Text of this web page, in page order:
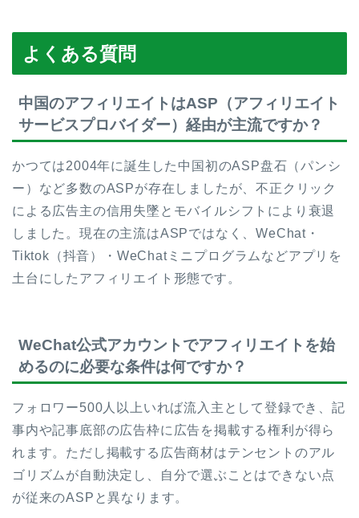
よくある質問
中国のアフィリエイトはASP（アフィリエイト
サービスプロバイダー）経由が主流ですか？
かつては2004年に誕生した中国初のASP盘石（パンシ
ー）など多数のASPが存在しましたが、不正クリック
による広告主の信用失墜とモバイルシフトにより衰退
しました。現在の主流はASPではなく、WeChat・
Tiktok（抖音）・WeChatミニプログラムなどアプリを
土台にしたアフィリエイト形態です。
WeChat公式アカウントでアフィリエイトを始
めるのに必要な条件は何ですか？
フォロワー500人以上いれば流入主として登録でき、記
事内や記事底部の広告枠に広告を掲載する権利が得ら
れます。ただし掲載する広告商材はテンセントのアル
ゴリズムが自動決定し、自分で選ぶことはできない点
が従来のASPと異なります。